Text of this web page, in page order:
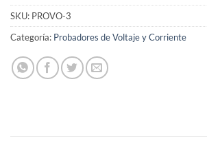
SKU: PROVO-3
Categoría: Probadores de Voltaje y Corriente